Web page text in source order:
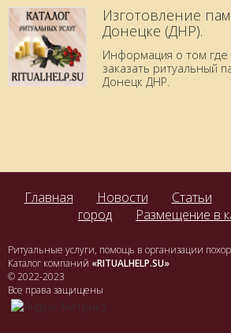
Изготовление
Донецке (ДНР).
Информация о том где
заказать ритуальный
Донецк ДНР.
Главная Новости Статьи
город
Размещение в
Ритуальные услуги, помощь в организации
Каталог компаний «RITUALHELP.SU»
© 2022-2023
Все права защищены